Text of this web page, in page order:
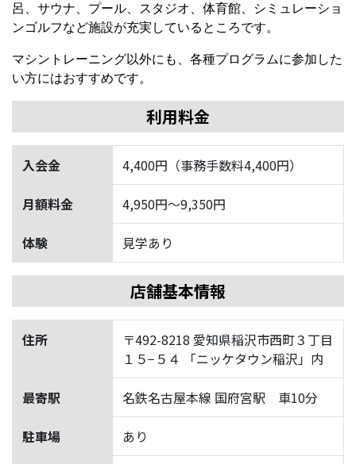
呂、サウナ、プール、スタジオ、体育館、シミュレーショ
ンゴルフなど施設が充実しているところです。
マシントレーニング以外にも、各種プログラムに参加した
い方にはおすすめです。
利用料金
入会金 4,400円（事務手数料4,400円）
月額料金 4,950円〜9,350円
体験 見学あり
店舗基本情報
住所
〒492-8218 愛知県稲沢市西町３丁目
１５−５４ 「ニッケタウン稲沢」内
最寄駅 名鉄名古屋本線 国府宮駅 車10分
駐車場 あり